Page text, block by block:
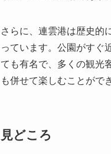
さらに、連雲港は歴史的
っています。公園がすぐ
ても有名で、多くの観光
も併せて楽しむことがで
見どころ